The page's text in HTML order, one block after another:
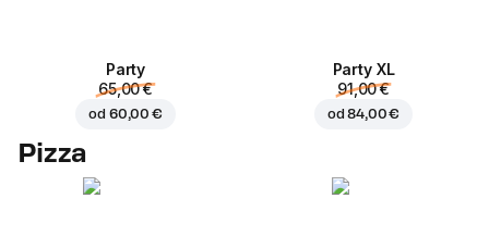
Party
65,00 €
od 60,00 €
Party XL
91,00 €
od84,00 €
Pizza